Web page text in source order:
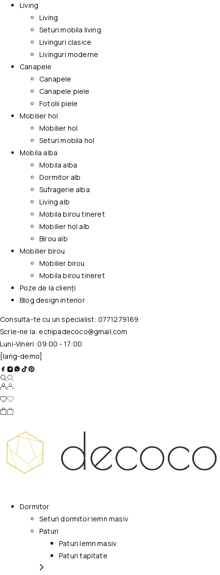
Living
Living
Seturi mobila living
Livinguri clasice
Livinguri moderne
Canapele
Canapele
Canapele piele
Fotolii piele
Mobilier hol
Mobilier hol
Seturi mobila hol
Mobila alba
Mobila alba
Dormitor alb
Sufragerie alba
Living alb
Mobila birou tineret
Mobilier hol alb
Birou alb
Mobilier birou
Mobilier birou
Mobila birou tineret
Poze de la clienți
Blog design interior
Consulta-te cu un specialist: 0771279169
Scrie-ne la:echipadecoco@gmail.com
Luni-Vineri: 09:00 - 17:00
[lang-demo]
Dormitor
Seturi dormitor lemn masiv
Paturi
Paturi lemn masiv
Paturi tapitate